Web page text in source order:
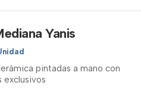
Yanis
pintadas a mano con
exclusivos